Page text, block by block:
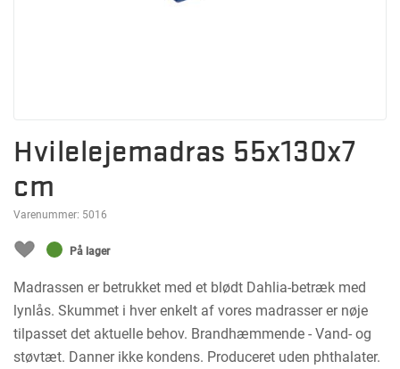
Hvilelejemadras 55x130x7
cm
Varenummer: 5016
På lager
Madrassen er betrukket med et blødt Dahlia-betræk med
lynlås. Skummet i hver enkelt af vores madrasser er nøje
tilpasset det aktuelle behov. Brandhæmmende - Vand- og
støvtæt. Danner ikke kondens. Produceret uden phthalater.